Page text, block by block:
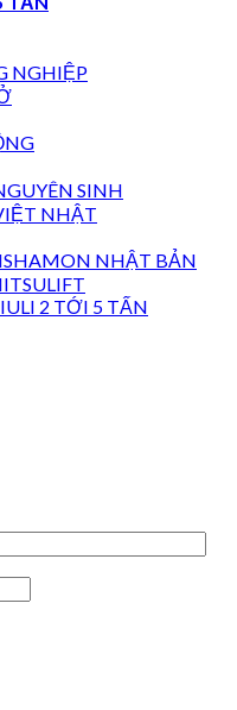
NGHIỆP
SINH
NHẬT
NHẬT BẢN
2 TỚI 5 TẤN